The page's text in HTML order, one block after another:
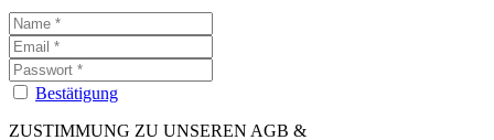
Bestätigung
ZUSTIMMUNG ZU UNSEREN AGB &